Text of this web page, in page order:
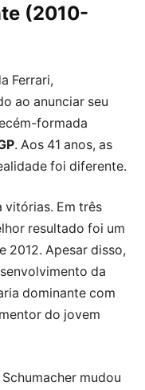
(2010-
Ferrari,
ao anunciar seu
formada
. Aos 41 anos, as
foi diferente.
vitórias. Em três
resultado foi um
2012. Apesar disso,
da
dominante com
do jovem
mudou